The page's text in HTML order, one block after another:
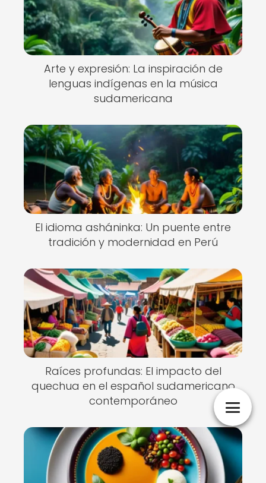
Arte y expresión: La inspiración de
lenguas indígenas en la música
sudamericana
El idioma asháninka: Un puente entre
tradición y modernidad en Perú
Raíces profundas: El impacto del
quechua en el español sudamericano
contemporáneo